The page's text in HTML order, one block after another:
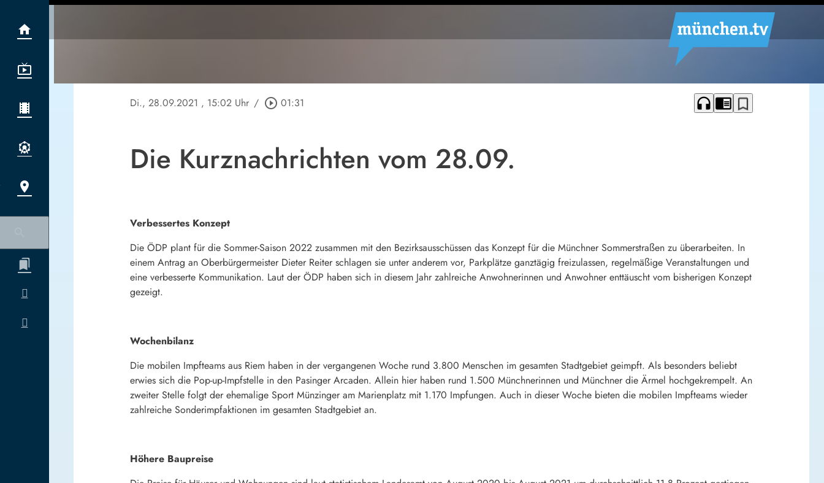
Di., 28.09.2021 , 15:02 Uhr / play_circle_outline 01:31 headphones chrome_reader_mode bookmark_border
Die Kurznachrichten vom 28.09.
Verbessertes Konzept
Die ÖDP plant für die Sommer-Saison 2022 zusammen mit den Bezirksausschüssen das Konzept für die Münchner Sommerstraßen zu überarbeiten. In
einem Antrag an Oberbürgermeister Dieter Reiter schlagen sie unter anderem vor, Parkplätze ganztägig freizulassen, regelmäßige Veranstaltungen und
eine verbesserte Kommunikation. Laut der ÖDP haben sich in diesem Jahr zahlreiche Anwohnerinnen und Anwohner enttäuscht vom bisherigen Konzept
gezeigt.
Wochenbilanz
Die mobilen Impfteams aus Riem haben in der vergangenen Woche rund 3.800 Menschen im gesamten Stadtgebiet geimpft. Als besonders beliebt
erwies sich die Pop-up-Impfstelle in den Pasinger Arcaden. Allein hier haben rund 1.500 Münchnerinnen und Münchner die Ärmel hochgekrempelt. An
zweiter Stelle folgt der ehemalige Sport Münzinger am Marienplatz mit 1.170 Impfungen. Auch in dieser Woche bieten die mobilen Impfteams wieder
zahlreiche Sonderimpfaktionen im gesamten Stadtgebiet an.
Höhere Baupreise